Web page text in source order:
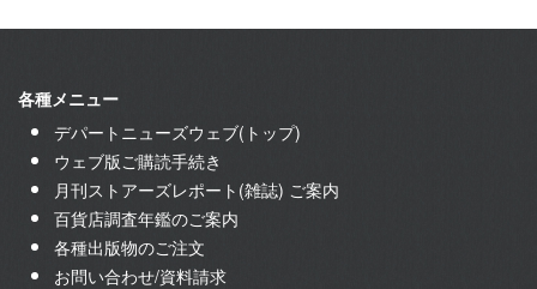
各種メニュー
デパートニューズウェブ(トップ)
ウェブ版ご購読手続き
月刊ストアーズレポート(雑誌) ご案内
百貨店調査年鑑のご案内
各種出版物のご注文
お問い合わせ/資料請求